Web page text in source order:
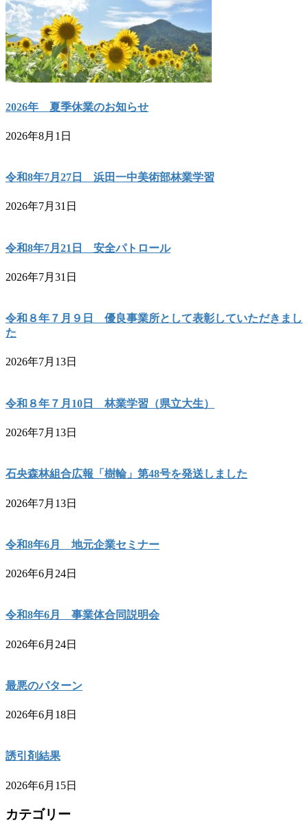
2026年 夏季休業のお知らせ
2026年8月1日
令和8年7月27日 浜田一中美術部林業学習
2026年7月31日
令和8年7月21日 安全パトロール
2026年7月31日
令和８年７月９日 優良事業所として表彰していただきまし
た
2026年7月13日
令和８年７月10日 林業学習（県立大生）
2026年7月13日
石央森林組合広報「樹輪」第48号を発送しました
2026年7月13日
令和8年6月 地元企業セミナー
2026年6月24日
令和8年6月 事業体合同説明会
2026年6月24日
最悪のパターン
2026年6月18日
誘引剤結果
2026年6月15日
カテゴリー